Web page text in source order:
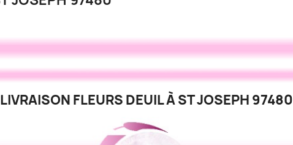
LIVRAISON FLEURS DEUIL À ST JOSEPH 97480